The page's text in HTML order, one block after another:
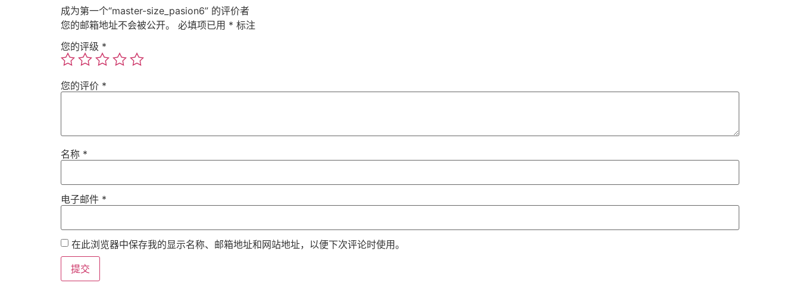
成为第一个“master-size_pasion6” 的评价者
您的邮箱地址不会被公开。
必填项已用 * 标注
您的评级 *
您的评价 *
名称 *
电子邮件 *
在此浏览器中保存我的显示名称、邮箱地址和网站地址，以便下次评论时使用。